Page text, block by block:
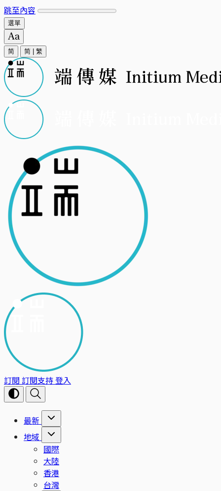
跳至內容
選單
简 简 繁
訂閱 訂閱支持登入
最新
地域
國際
大陸
香港
台灣